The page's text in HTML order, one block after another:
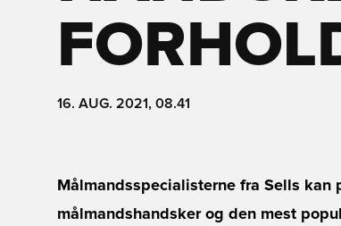
16. AUG. 2021, 08.41
Målmandsspecialisterne fra Sells
målmandshandsker og den mest